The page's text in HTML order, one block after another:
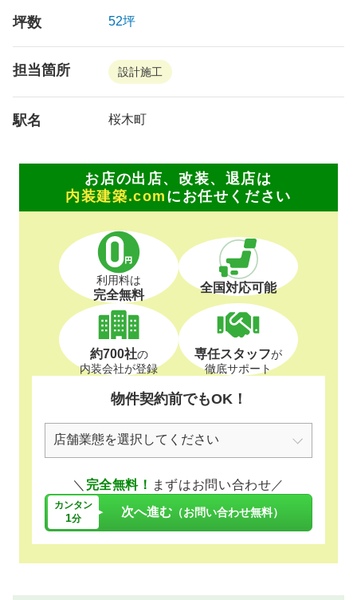
坪数 52坪
担当箇所 設計施工
駅名 桜木町
お店の出店、改装、退店は
内装建築.com にお任せください
利用料は
完全無料 全国対応可能
約700社の
内装会社が登録
専任スタッフが
徹底サポート
物件契約前でもOK！
＼ 完全無料！ まずはお問い合わせ／
カンタン
1分 次へ進む （お問い合わせ無料）